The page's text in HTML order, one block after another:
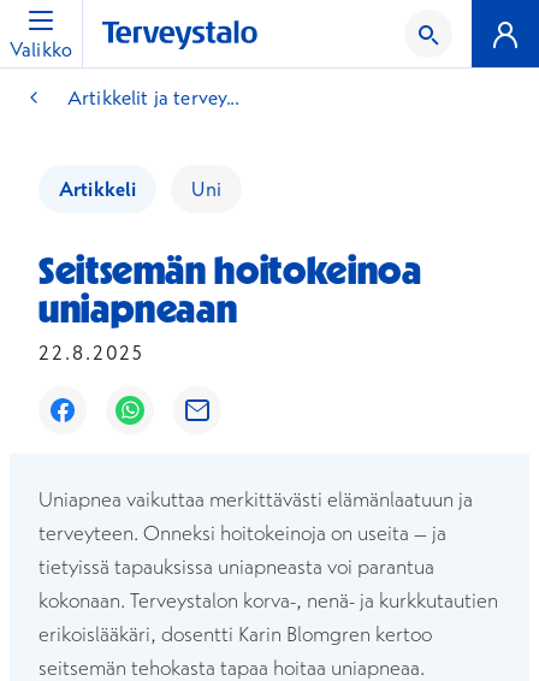
Valikko
Artikkelit ja tervey...
Artikkeli Uni
Seitsemän hoitokeinoa
uniapneaan
22.8.2025
Avautuu uuteen ikkunaan
Avautuu uuteen ikkunaan
Avautuu uuteen ikkunaan
Uniapnea vaikuttaa merkittävästi elämänlaatuun ja
terveyteen. Onneksi hoitokeinoja on useita – ja
tietyissä tapauksissa uniapneasta voi parantua
kokonaan. Terveystalon korva-, nenä- ja kurkkutautien
erikoislääkäri, dosentti Karin Blomgren kertoo
seitsemän tehokasta tapaa hoitaa uniapneaa.